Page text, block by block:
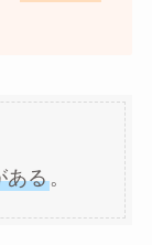
ある。